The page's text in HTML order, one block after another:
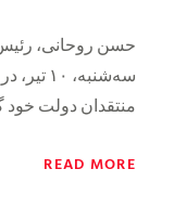
حسن روحانی،
منتقدان دولت
READ MORE